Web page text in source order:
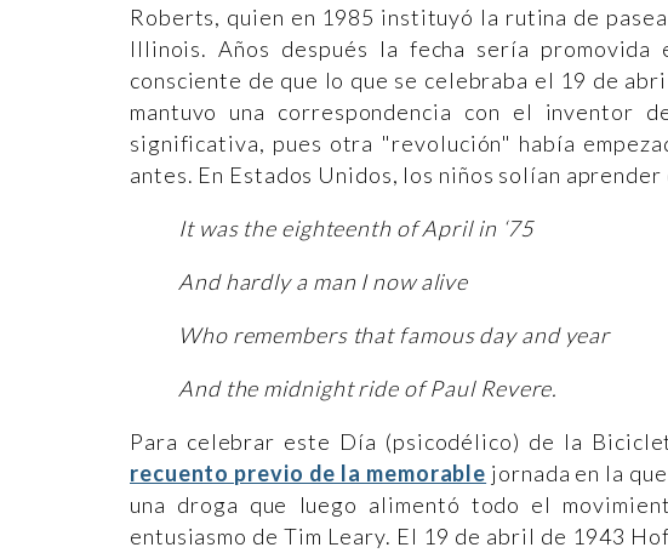
Roberts, quien en 1985 instituyó la rutina de
Illinois. Años después la fecha sería
consciente de que lo que se celebraba el 19 de
mantuvo una correspondencia con el inventor
significativa, pues otra "revolución" había
antes. En Estados Unidos, los niños solían aprender
It was the eighteenth of April in ‘75
And hardly a man I now alive
Who remembers that famous day and year
And the midnight ride of Paul Revere.
Para celebrar este Día (psicodélico) de la
recuento previo de la memorable jornada en la
una droga que luego alimentó todo el
entusiasmo de Tim Leary. El 19 de abril de 1943